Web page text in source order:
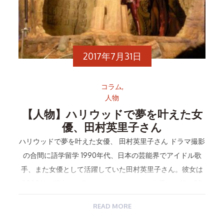
2017年7月31日
コラム
人物
【人物】ハリウッドで夢を叶えた女
優、田村英里子さん
ハリウッドで夢を叶えた女優、 田村英里子さん ドラマ撮影
の合間に語学留学 1990年代、日本の芸能界でアイドル歌
手、また女優として活躍していた田村英里子さん。彼女は
READ MORE